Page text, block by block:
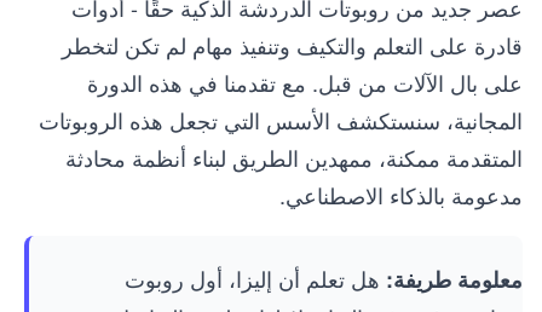
عصر جديد من روبوتات الدردشة الذكية حقًا - أدوات
قادرة على التعلم والتكيف وتنفيذ مهام لم تكن لتخطر
على بال الآلات من قبل. مع تقدمنا في هذه الدورة
المجانية، سنستكشف الأسس التي تجعل هذه الروبوتات
المتقدمة ممكنة، ممهدين الطريق لبناء أنظمة محادثة
مدعومة بالذكاء الاصطناعي.
معلومة طريفة: هل تعلم أن إليزا، أول روبوت